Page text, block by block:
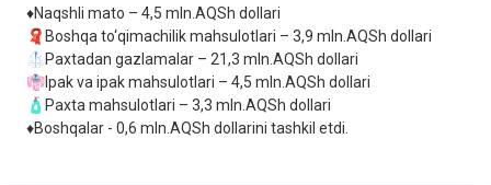
♦️Naqshli mato – 4,5 mln.AQSh dollari
🧣Boshqa to‘qimachilik mahsulotlari – 3,9 mln.AQSh dollari
🥼Paxtadan gazlamalar – 21,3 mln.AQSh dollari
👘Ipak va ipak mahsulotlari – 4,5 mln.AQSh dollari
🧴Paxta mahsulotlari – 3,3 mln.AQSh dollari
♦️Boshqalar - 0,6 mln.AQSh dollarini tashkil etdi.